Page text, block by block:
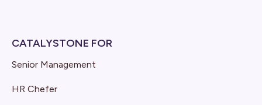
CATALYSTONE FOR
Senior Management
HR Chefer